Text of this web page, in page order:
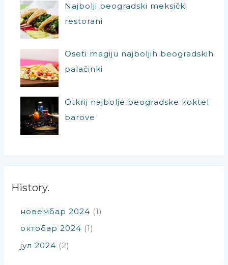
Najbolji beogradski meksički
restorani
Oseti magiju najboljih beogradskih
palačinki
Otkrij najbolje beogradske koktel
barove
History.
новембар 2024 (1)
октобар 2024 (1)
јул 2024 (2)